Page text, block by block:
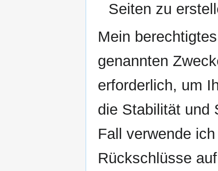
Seiten zu
Mein
genannten
erforderlich, um
die Stabilität und
Fall verwende
Rückschlüsse